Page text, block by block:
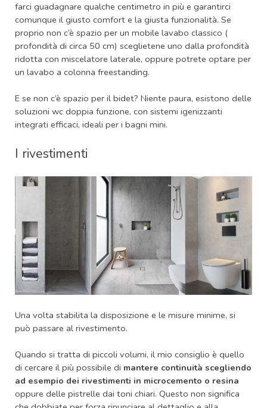
farci guadagnare qualche centimetro in più e garantirci
comunque il giusto comfort e la giusta funzionalità. Se
proprio non c’è spazio per un mobile lavabo classico (
profondità di circa 50 cm) sceglietene uno dalla profondità
ridotta con miscelatore laterale, oppure potrete optare per
un lavabo a colonna freestanding.
E se non c’è spazio per il bidet? Niente paura, esistono delle
soluzioni wc doppia funzione, con sistemi igenizzanti
integrati efficaci, ideali per i bagni mini.
I rivestimenti
Una volta stabilita la disposizione e le misure minime, si
può passare al rivestimento.
Quando si tratta di piccoli volumi, il mio consiglio è quello
di cercare il più possibile di mantere continuità scegliendo
ad esempio dei rivestimenti in microcemento o resina
oppure delle pistrelle dai toni chiari. Questo non significa